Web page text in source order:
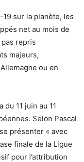
sur la planète, les
net au mois de
pas repris
majeurs,
ou en
du 11 juin au 11
Selon Pascal
présenter « avec
finale de la Ligue
pour l’attribution